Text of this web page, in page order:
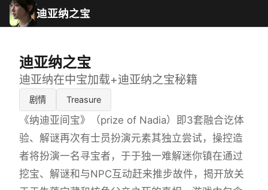
迪亚纳之宝
迪亚纳之宝
迪亚纳在中宝加载+迪亚纳之宝秘籍
剧情 Treasure
《纳迪亚间宝》（prize of Nadia）即3套融合讫体
验、解谜再次有士员扮演元素其独立尝试，操控造
者将扮演一名寻宝者，于于独一难解迷你镇在通过
挖宝、解谜和与NPC互动赶来推步故件，揭开放关